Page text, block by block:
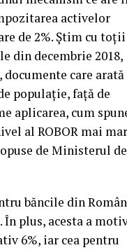
activelor
de 2%. Ştim cu
din decembrie 2018,
care arată
populaţie, faţă de
aplicarea, cum
al ROBOR mai
de Ministerul de
băncile din
plus, acesta a
6%, iar cea pentru